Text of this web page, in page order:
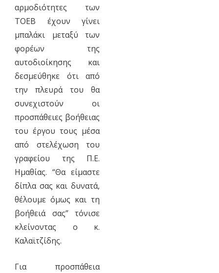
αρμοδιότητες των
ΤΟΕΒ έχουν γίνει
μπαλάκι μεταξύ των
φορέων της
αυτοδιοίκησης και
δεσμεύθηκε ότι από
την πλευρά του θα
συνεχιστούν οι
προσπάθειες βοήθειας
του έργου τους μέσα
από στελέχωση του
γραφείου της Π.Ε.
Ημαθίας. “Θα είμαστε
δίπλα σας και δυνατά,
θέλουμε όμως και τη
βοήθειά σας” τόνισε
κλείνοντας ο κ.
Καλαϊτζίδης.
Για προσπάθεια